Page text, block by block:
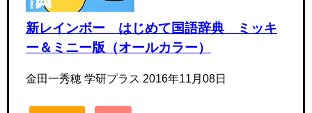
新レインボー はじめて国語辞典 ミッキ
ー＆ミニー版（オールカラー）
金田一秀穂 学研プラス 2016年11月08日